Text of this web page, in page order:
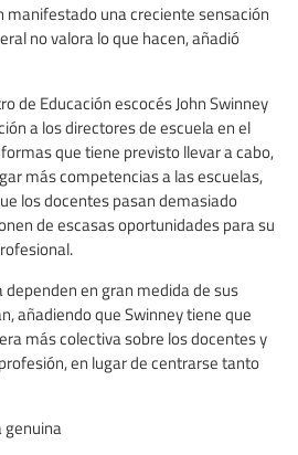
manifestado una creciente sensación
no valora lo que hacen, añadió
de Educación escocés John Swinney
a los directores de escuela en el
que tiene previsto llevar a cabo,
más competencias a las escuelas,
los docentes pasan demasiado
de escasas oportunidades para su
dependen en gran medida de sus
añadiendo que Swinney tiene que
más colectiva sobre los docentes y
en lugar de centrarse tanto
genuina